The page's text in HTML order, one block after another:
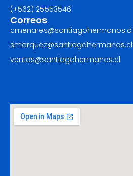
(+562) ‪25553546
Correos
cmenares@santiagohermanos.cl
smarquez@santiagohermanos.cl
ventas@santiagohermanos.cl